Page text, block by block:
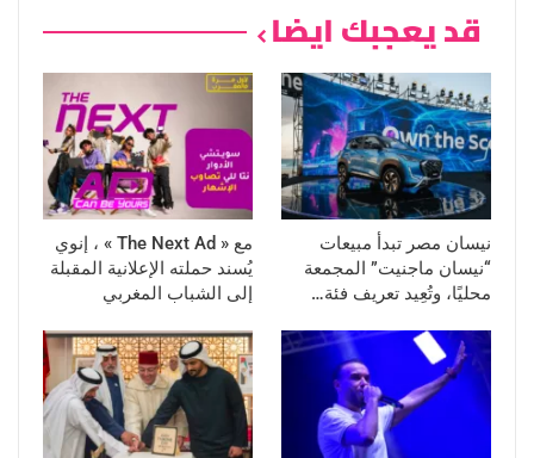
قد يعجبك ايضا
نيسان مصر تبدأ مبيعات
“نيسان ماجنيت” المجمعة
محليًا، وتُعِيد تعريف فئة…
مع « The Next Ad » ، إنوي
يُسند حملته الإعلانية المقبلة
إلى الشباب المغربي